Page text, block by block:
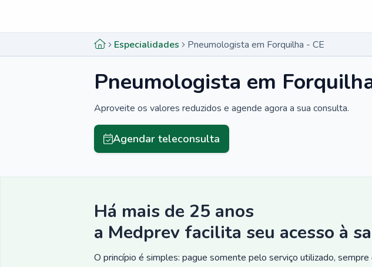
Especialidades Pneumologista em Forquilha - CE
Pneumologista em
Aproveite os valores reduzidos e agende agora a sua consulta.
Agendar teleconsulta
Há mais de 25 anos
a Medprev facilita seu acesso à
O princípio é simples: pague somente pelo serviço utilizado, sempre